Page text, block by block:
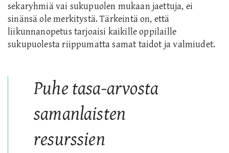
sekaryhmiä vai sukupuolen mukaan jaettuja, ei
sinänsä ole merkitystä. Tärkeintä on, että
liikunnanopetus tarjoaisi kaikille oppilaille
sukupuolesta riippumatta samat taidot ja valmiudet.
Puhe tasa-arvosta
samanlaisten
resurssien